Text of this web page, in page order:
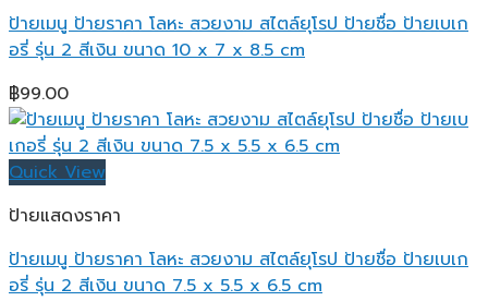
ป้ายเมนู ป้ายราคา โลหะ สวยงาม สไตล์ยุโรป ป้ายชื่อ ป้ายเบเก
อรี่ รุ่น 2 สีเงิน ขนาด 10 x 7 x 8.5 cm
฿99.00
Quick View
ป้ายแสดงราคา
ป้ายเมนู ป้ายราคา โลหะ สวยงาม สไตล์ยุโรป ป้ายชื่อ ป้ายเบเก
อรี่ รุ่น 2 สีเงิน ขนาด 7.5 x 5.5 x 6.5 cm